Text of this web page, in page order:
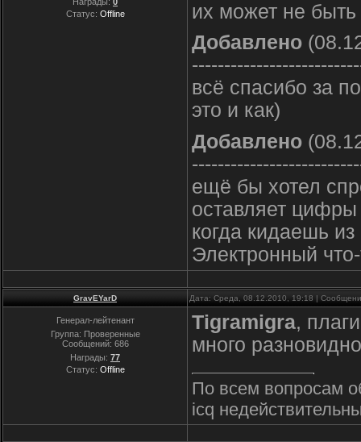
Статус: Offline
их может не быть
Добавлено
всё спасибо за
это и как)
Добавлено
ещё бы хотел
оставляет
когда кидаешь
Электронный
GravEYarD Дата: Среда, 08.12.2010, 19:18 |
Генерал-лейтенант
Группа: Проверенные
Сообщений: 686
Награды: 77
Статус: Offline
Tigramigra,
много
По всем вопросам
icq